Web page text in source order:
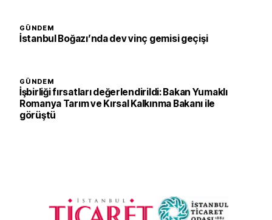
GÜNDEM
İstanbul Boğazı’nda dev vinç gemisi geçişi
GÜNDEM
İşbirliği fırsatları değerlendirildi: Bakan Yumaklı
Romanya Tarım ve Kırsal Kalkınma Bakanı ile
görüştü